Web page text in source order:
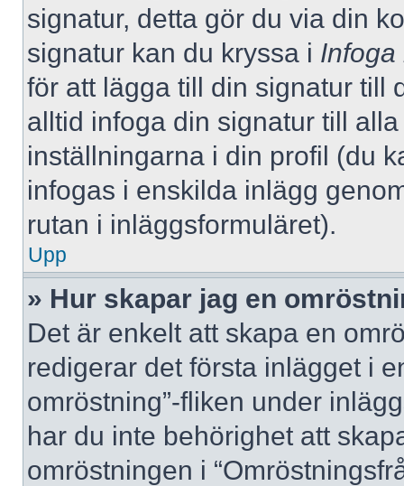
signatur, detta gör du via din
signatur kan du kryssa i Infoga
för att lägga till din signatur till
alltid infoga din signatur till
inställningarna i din profil (du
infogas i enskilda inlägg
rutan i inläggsformuläret).
Upp
» Hur skapar jag en
Det är enkelt att skapa en
redigerar det första inlägget i
omröstning”-fliken under
har du inte behörighet att
omröstningen i